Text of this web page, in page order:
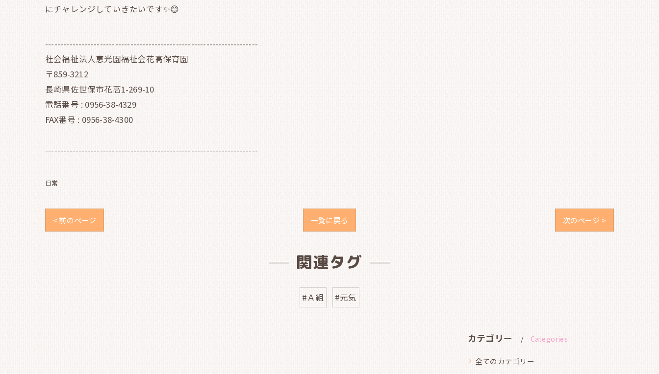
にチャレンジしていきたいです✨😊
----------------------------------------------------------------------
社会福祉法人恵光園福祉会花高保育園
〒859-3212
長崎県佐世保市花高1-269-10
電話番号 : 0956-38-4329
FAX番号 : 0956-38-4300
----------------------------------------------------------------------
日常
< 前のページ 一覧に戻る 次のページ >
関連タグ
#Ａ組 #元気
カテゴリー Categories
全てのカテゴリー